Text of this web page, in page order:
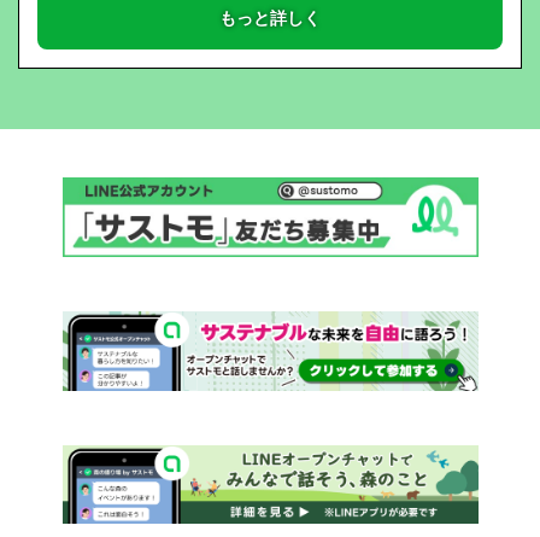
もっと詳しく